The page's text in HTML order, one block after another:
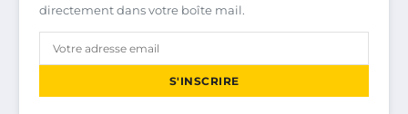
directement dans votre boîte mail.
S'INSCRIRE